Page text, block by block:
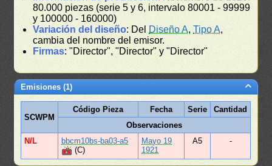
80.000 piezas (serie 5 y 6, intervalo 80001 - 99999
y 100000 - 160000)
Variación del diseño: Del Diseño A,Tipo A,
cambia del nombre del emisor.
Firmas: "Director", "Director" y "Director"
Emisiones (1)
SCWPM
Código Pieza Fecha Serie
Cantidad
Observaciones
N/L
bbcm10bs-ba03-a5
(C)
Mayo 19
1921
A5 -